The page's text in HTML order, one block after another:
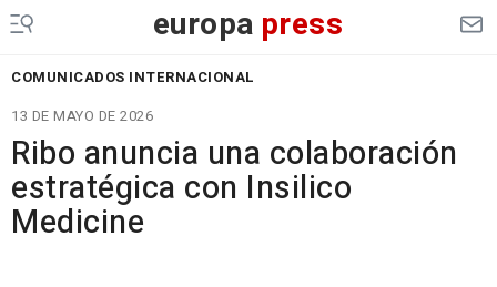
europa press
COMUNICADOS INTERNACIONAL
13 DE MAYO DE 2026
Ribo anuncia una colaboración
estratégica con Insilico
Medicine